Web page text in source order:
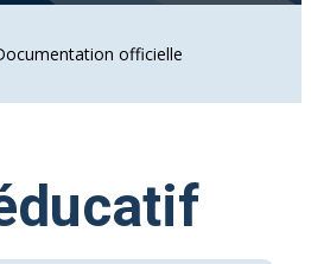
officielle